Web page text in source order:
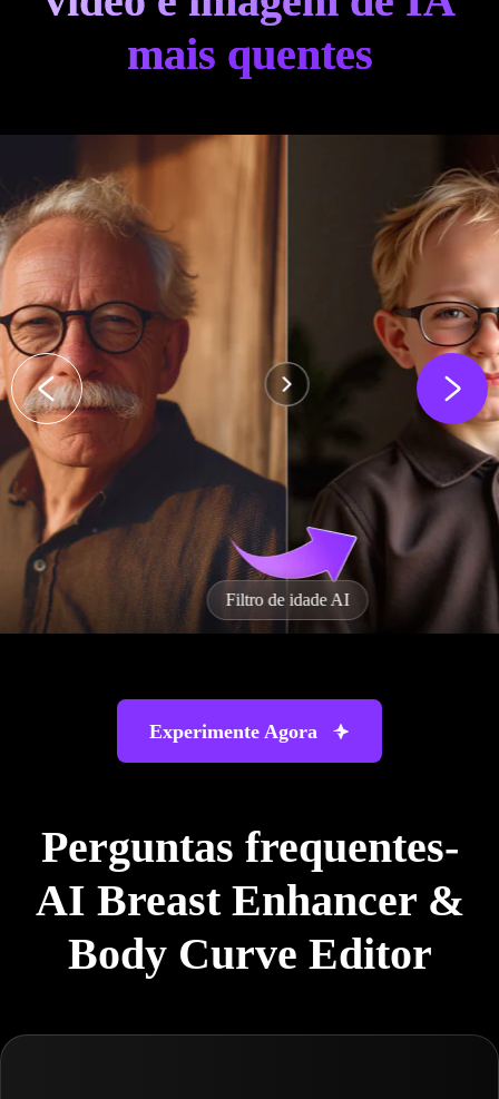
mais quentes
Efeitos de beijo
Experimente Agora
Perguntas frequentes-
AI Breast Enhancer &
Body Curve Editor